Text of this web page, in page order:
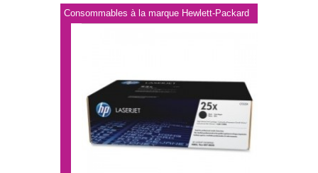
Consommables à la marque Hewlett-Packard